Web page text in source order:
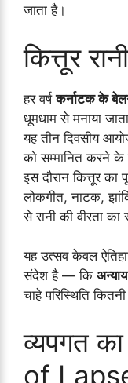
जाता है।
कित्तूर
हर वर्षकर्नाटक के
धूमधाम से मनाया
यह तीन दिवसीय
को सम्मानित करने के
इस दौरान कित्तूर
लोकगीत, नाटक,
से रानी की वीरता का
यह उत्सव केवल
संदेश है — कि
चाहे परिस्थिति
व्यपगत
of